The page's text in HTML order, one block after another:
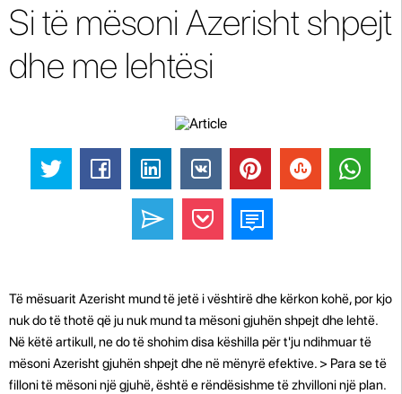
Si të mësoni Azerisht shpejt
dhe me lehtësi
Të mësuarit Azerisht mund të jetë i vështirë dhe kërkon kohë, por kjo
nuk do të thotë që ju nuk mund ta mësoni gjuhën shpejt dhe lehtë.
Në këtë artikull, ne do të shohim disa këshilla për t'ju ndihmuar të
mësoni Azerisht gjuhën shpejt dhe në mënyrë efektive. > Para se të
filloni të mësoni një gjuhë, është e rëndësishme të zhvilloni një plan.